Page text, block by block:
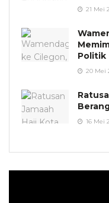
21 Mei
Politik
20 Mei
16 Mei